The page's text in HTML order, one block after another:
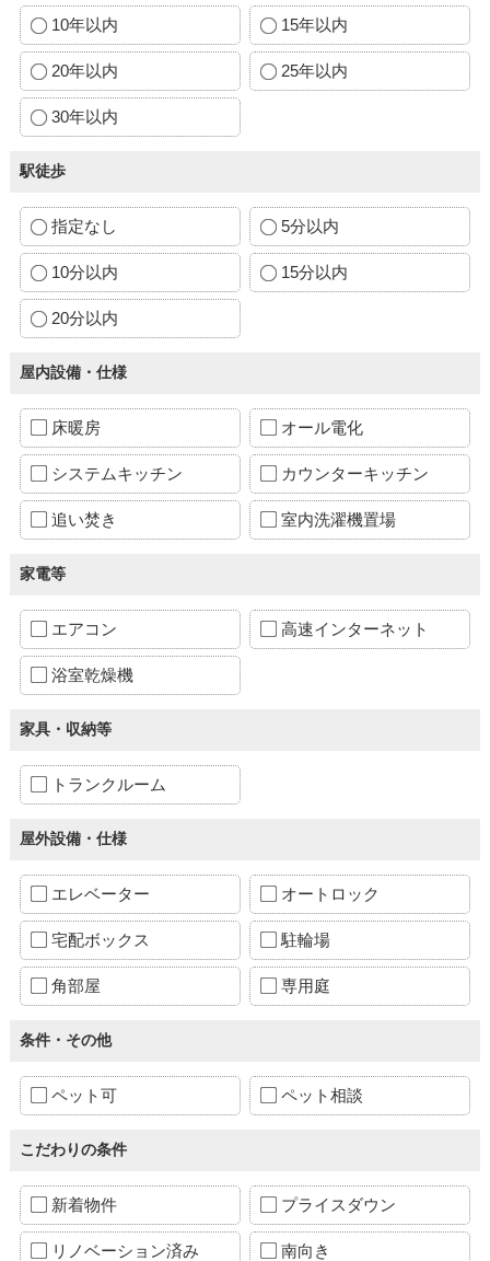
10年以内 15年以内
20年以内 25年以内
30年以内
駅徒歩
指定なし 5分以内
10分以内 15分以内
20分以内
屋内設備・仕様
床暖房 オール電化
システムキッチン カウンターキッチン
追い焚き 室内洗濯機置場
家電等
エアコン 高速インターネット
浴室乾燥機
家具・収納等
トランクルーム
屋外設備・仕様
エレベーター オートロック
宅配ボックス 駐輪場
角部屋 専用庭
条件・その他
ペット可 ペット相談
こだわりの条件
新着物件 プライスダウン
リノベーション済み 南向き